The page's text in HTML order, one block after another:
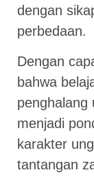
dengan
perbedaan.
Dengan
bahwa
penghalang
menjadi
karakter
tantangan